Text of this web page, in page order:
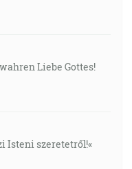
Liebe Gottes!
Isteni szeretetről!«